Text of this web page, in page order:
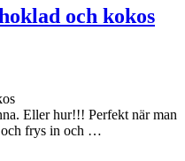
och kokos
Eller hur!!! Perfekt när man
och frys in och …